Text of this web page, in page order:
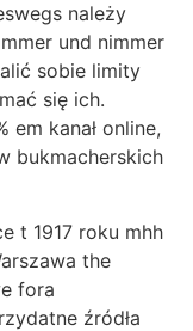
należy
und nimmer
sobie limity
się ich.
em kanał online,
bukmacherskich
t 1917 roku mhh
the
fora
źródła